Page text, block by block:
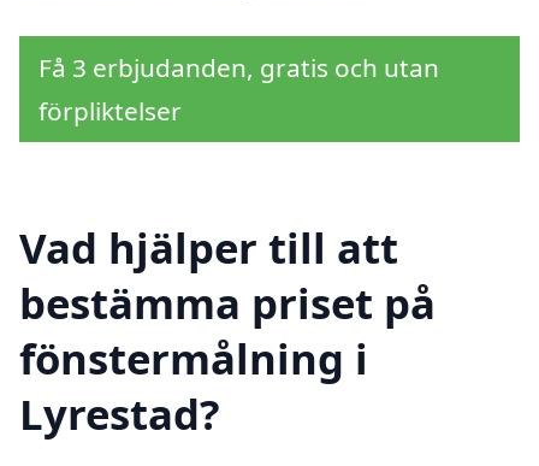
Få 3 erbjudanden, gratis och utan
förpliktelser
Vad hjälper till att
bestämma priset på
fönstermålning i
Lyrestad?